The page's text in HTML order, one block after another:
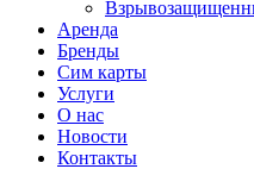
Аренда
Бренды
Сим карты
Услуги
О нас
Новости
Контакты